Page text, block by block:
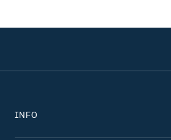
INFO